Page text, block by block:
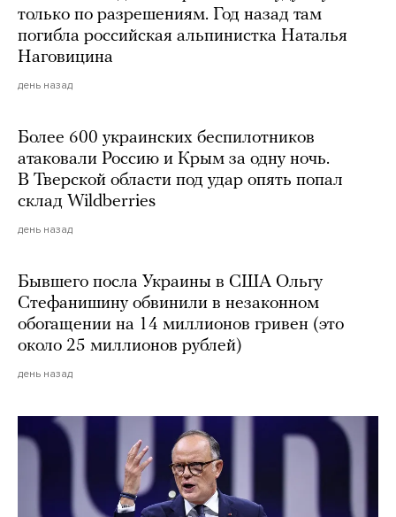
только по разрешениям. Год назад там
погибла российская альпинистка Наталья
Наговицина
день назад
Более 600 украинских беспилотников
атаковали Россию и Крым за одну ночь.
В Тверской области под удар опять попал
склад Wildberries
день назад
Бывшего посла Украины в США Ольгу
Стефанишину обвинили в незаконном
обогащении на 14 миллионов гривен (это
около 25 миллионов рублей)
день назад